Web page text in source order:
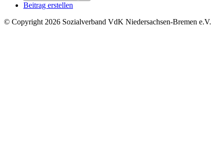
Beitrag erstellen
© Copyright 2026 Sozialverband VdK Niedersachsen-Bremen e.V.